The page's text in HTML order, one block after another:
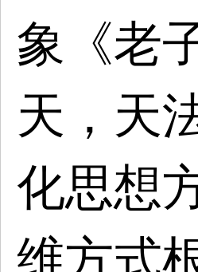
象《老
天，天
化思想
维方式